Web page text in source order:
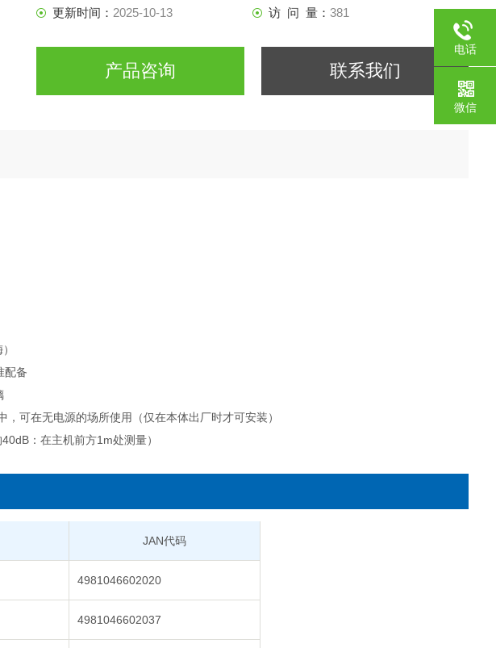
更新时间： 2025-10-13 访 问 量：381
产品咨询 联系我们
配备
可在无电源的场所使用（仅在本体出厂时才可安装）
：在主机前方1m处测量）
JAN代码
4981046602020
4981046602037
电话
微信